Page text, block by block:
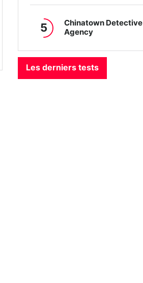
5
Chinatown Detective
Agency
Les derniers tests